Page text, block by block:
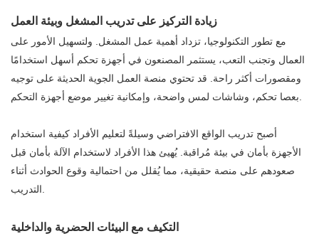
زيادة التركيز على تدريب المشغل وبيئة العمل
مع تطور التكنولوجيا، تزداد أهمية عمل المشغل. ولتسهيل الأمور على
العمال وتجنب التعب، يستثمر المصنعون في أجهزة تحكم أسهل استخدامًا
ومقصورات أكثر راحة. قد تحتوي منصة العمل الجوية الحديثة على توجيه
بعصا تحكم، وشاشات لمس واضحة، وإمكانية تغيير موضع أجهزة التحكم.
أصبح تدريب الواقع الافتراضي وسيلةً لتعليم الأفراد كيفية استخدام
الأجهزة بأمان في بيئة مُراقبة. يُهيئ هذا الأفراد لاستخدام الآلة بأمان قبل
صعودهم على منصة حقيقية، مما يُقلل من احتمالية وقوع الحوادث أثناء
التدريب.
التكيف مع البيئات الحضرية والداخلية